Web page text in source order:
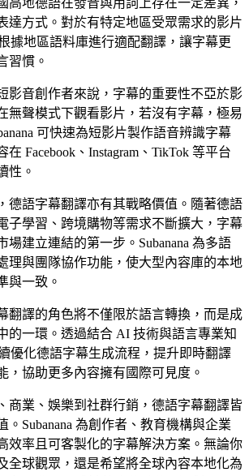
高地德語在發音與用詞上存在一定差異，
達方式。對於有特定地區受眾需求的影片
據地區語料庫進行適配翻譯，讓字幕更
習慣。
影音創作者來說，字幕的重要性不亞於影
無聲模式下觀看影片，若沒有字幕，極易
可快速為短影片製作語音辨識字幕
Facebook、Instagram、TikTok 等平台
性。
德語字幕翻譯亦有其戰略價值。隨著德語
子學習、跨境購物等需求不斷擴大，字幕
場建立連結的第一步。Subanana 為多語
理與團隊協作功能，使大型內容庫的本地
與一致。
翻譯的角色將不僅限於語言轉換，而是成
的一環。透過結合 AI 技術與語言專業知
優化德語字幕生成流程，提升即時翻譯
，協助更多內容擁有國際可見度。
商業、娛樂到社群行銷，德語字幕翻譯皆
。Subanana 為創作者、教育機構與企業
效率且可客製化的字幕解決方案。無論你
全球觀眾，還是希望將全球內容本地化為